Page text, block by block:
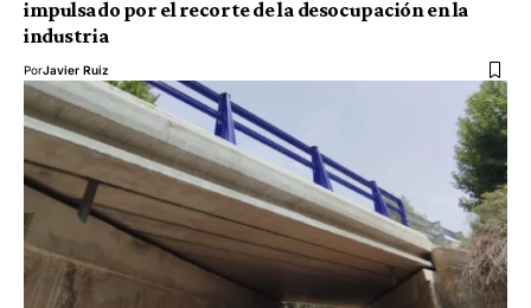
impulsado por el recorte de la desocupación en la
industria
PorJavier Ruiz